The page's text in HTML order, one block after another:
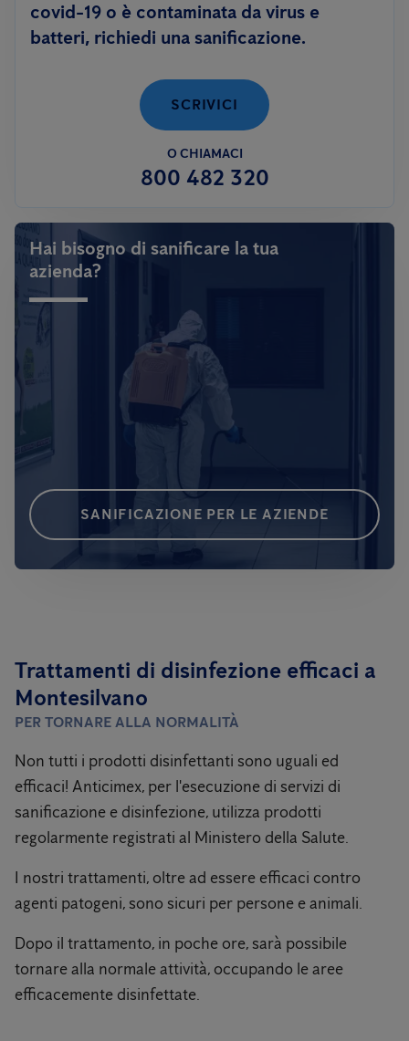
covid-19 o è contaminata da virus e
batteri, richiedi una sanificazione.
SCRIVICI
O CHIAMACI
800 482 320
Hai bisogno di sanificare la tua
azienda?
SANIFICAZIONE PER LE AZIENDE
Trattamenti di disinfezione efficaci a
Montesilvano
PER TORNARE ALLA NORMALITÀ
Non tutti i prodotti disinfettanti sono uguali ed
efficaci! Anticimex, per l'esecuzione di servizi di
sanificazione e disinfezione, utilizza prodotti
regolarmente registrati al Ministero della Salute.
I nostri trattamenti, oltre ad essere efficaci contro
agenti patogeni, sono sicuri per persone e animali.
Dopo il trattamento, in poche ore, sarà possibile
tornare alla normale attività, occupando le aree
efficacemente disinfettate.